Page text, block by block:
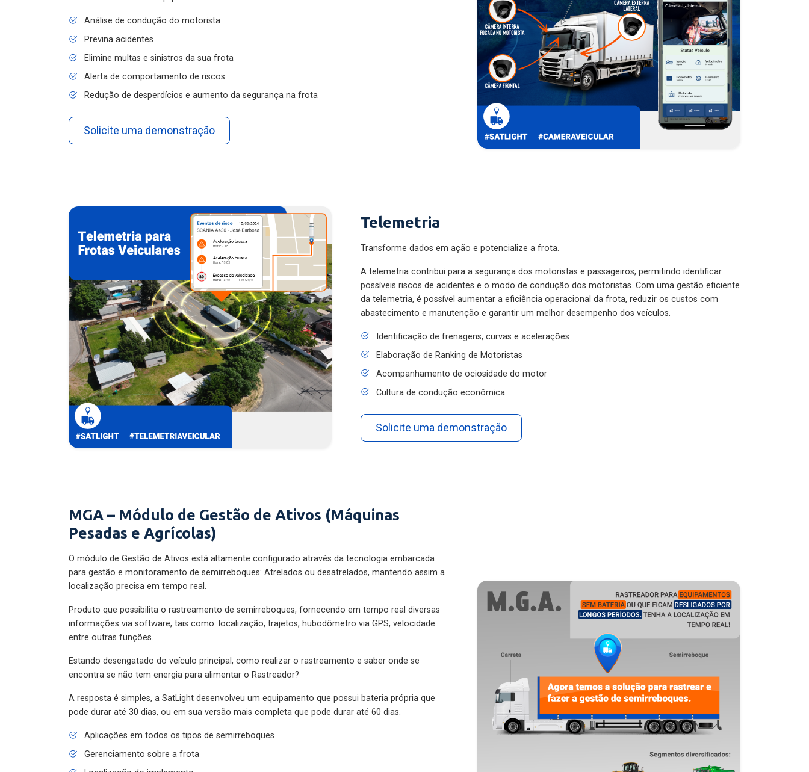
Análise de condução do motorista
Previna acidentes
Elimine multas e sinistros da sua frota
Alerta de comportamento de riscos
Redução de desperdícios e aumento da segurança na frota
Solicite uma demonstração
Telemetria
Transforme dados em ação e potencialize a frota.
A telemetria contribui para a segurança dos motoristas e passageiros, permitindo identificar
possíveis riscos de acidentes e o modo de condução dos motoristas. Com uma gestão eficiente
da telemetria, é possível aumentar a eficiência operacional da frota, reduzir os custos com
abastecimento e manutenção e garantir um melhor desempenho dos veículos.
Identificação de frenagens, curvas e acelerações
Elaboração de Ranking de Motoristas
Acompanhamento de ociosidade do motor
Cultura de condução econômica
Solicite uma demonstração
MGA – Módulo de Gestão de Ativos (Máquinas
Pesadas e Agrícolas)
O módulo de Gestão de Ativos está altamente configurado através da tecnologia embarcada
para gestão e monitoramento de semirreboques: Atrelados ou desatrelados, mantendo assim a
localização precisa em tempo real.
Produto que possibilita o rastreamento de semirreboques, fornecendo em tempo real diversas
informações via software, tais como: localização, trajetos, hubodômetro via GPS, velocidade
entre outras funções.
Estando desengatado do veículo principal, como realizar o rastreamento e saber onde se
encontra se não tem energia para alimentar o Rastreador?
A resposta é simples, a SatLight desenvolveu um equipamento que possui bateria própria que
pode durar até 30 dias, ou em sua versão mais completa que pode durar até 60 dias.
Aplicações em todos os tipos de semirreboques
Gerenciamento sobre a frota
Localização do implemento